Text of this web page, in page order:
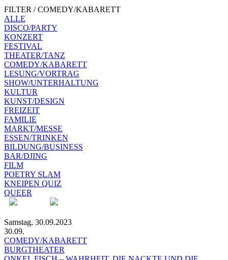
FILTER / COMEDY/KABARETT
ALLE
DISCO/PARTY
KONZERT
FESTIVAL
THEATER/TANZ
COMEDY/KABARETT
LESUNG/VORTRAG
SHOW/UNTERHALTUNG
KULTUR
KUNST/DESIGN
FREIZEIT
FAMILIE
MARKT/MESSE
ESSEN/TRINKEN
BILDUNG/BUSINESS
BAR/DJING
FILM
POETRY SLAM
KNEIPEN QUIZ
QUEER
Samstag, 30.09.2023
30.09.
COMEDY/KABARETT
BURGTHEATER